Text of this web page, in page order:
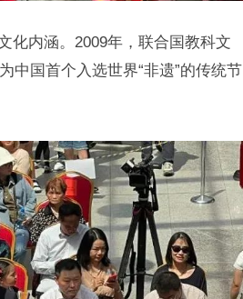
化内涵。2009年，联合国教科文
中国首个入选世界“非遗”的传统节